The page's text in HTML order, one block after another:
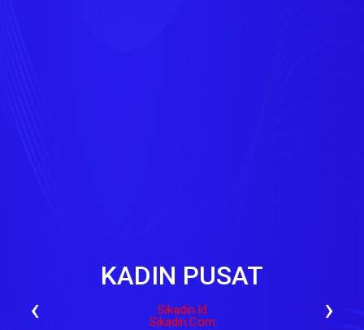
KADIN PUSAT
Sikadin.id
Sikadin.com
‹ ›